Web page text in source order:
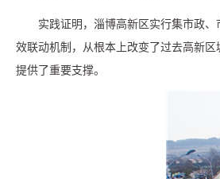
实践证明，淄博高新区实行集市政
效联动机制，从根本上改变了过去高新
提供了重要支撑。